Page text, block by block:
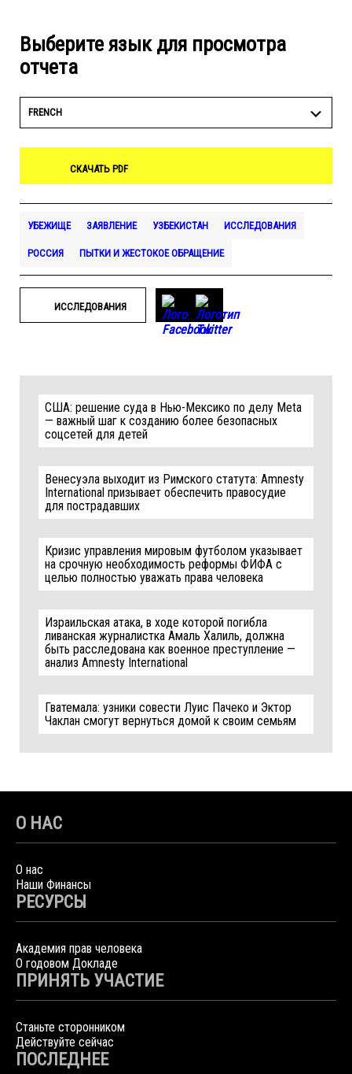
Выберите язык для просмотра
отчета
FRENCH
СКАЧАТЬ PDF
УБЕЖИЩЕ ЗАЯВЛЕНИЕ УЗБЕКИСТАН ИССЛЕДОВАНИЯ
РОССИЯ ПЫТКИ И ЖЕСТОКОЕ ОБРАЩЕНИЕ
ИССЛЕДОВАНИЯ
США: решение суда в Нью-Мексико по делу Meta
— важный шаг к созданию более безопасных
соцсетей для детей
Венесуэла выходит из Римского статута: Amnesty
International призывает обеспечить правосудие
для пострадавших
Кризис управления мировым футболом указывает
на срочную необходимость реформы ФИФА с
целью полностью уважать права человека
Израильская атака, в ходе которой погибла
ливанская журналистка Амаль Халиль, должна
быть расследована как военное преступление —
анализ Amnesty International
Гватемала: узники совести Луис Пачеко и Эктор
Чаклан смогут вернуться домой к своим семьям
О НАС
О нас
Наши Финансы
РЕСУРСЫ
Академия прав человека
О годовом Докладе
ПРИНЯТЬ УЧАСТИЕ
Станьте сторонником
Действуйте сейчас
ПОСЛЕДНЕЕ